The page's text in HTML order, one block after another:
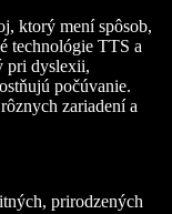
ktorý mení spôsob,
technológie TTS a
pri dyslexii,
počúvanie.
zariadení a
prirodzených